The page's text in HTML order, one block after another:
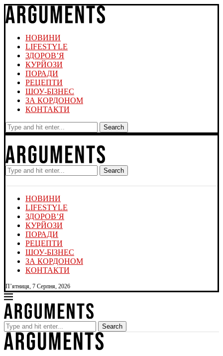
НОВИНИ
LIFESTYLE
ЗДОРОВ’Я
КУРЙОЗИ
ПОРАДИ
РЕЦЕПТИ
ШОУ-БІЗНЕС
ЗА КОРДОНОМ
КОНТАКТИ
Search
Search
НОВИНИ
LIFESTYLE
ЗДОРОВ’Я
КУРЙОЗИ
ПОРАДИ
РЕЦЕПТИ
ШОУ-БІЗНЕС
ЗА КОРДОНОМ
КОНТАКТИ
П’ятниця, 7 Серпня, 2026
Search